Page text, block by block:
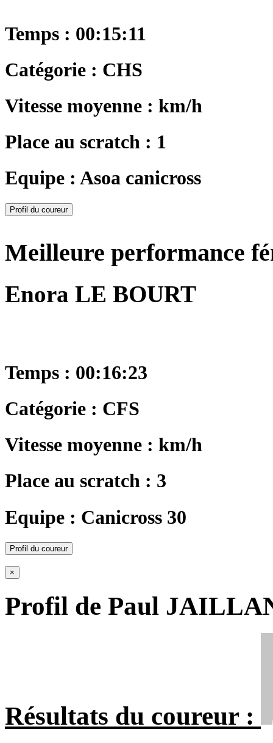
Temps : 00:15:11
Catégorie : CHS
Vitesse moyenne : km/h
Place au scratch : 1
Equipe : Asoa canicross
Profil du coureur
Meilleure performance
Enora LE BOURT
Temps : 00:16:23
Catégorie : CFS
Vitesse moyenne : km/h
Place au scratch : 3
Equipe : Canicross 30
Profil du coureur
×
Profil de Paul
Résultats du coureur :